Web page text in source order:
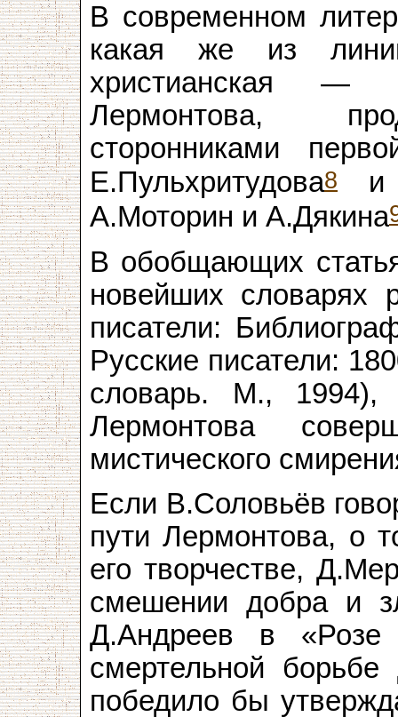
В современном
какая же из
христианская —
Лермонтова,
сторонниками
Е.Пульхритудова8
и
А.Моторин и А.Дякина
В обобщающих
новейших словарях
писатели:
Русские писатели:
словарь. М., 1994),
Лермонтова
мистического
Если В.Соловьёв
пути Лермонтова, о
его творчестве,
смешении добра и
Д.Андреев в
смертельной
победило бы